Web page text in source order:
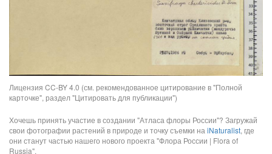
Лицензия CC-BY 4.0 (см. рекомендованное цитирование в "Полной
карточке", раздел "Цитировать для публикации")
Хочешь принять участие в создании "Атласа флоры России"? Загружай
свои фотографии растений в природе и точку съемки на iNaturalist, где
они станут частью нашего нового проекта "Флора России | Flora of
Russia".